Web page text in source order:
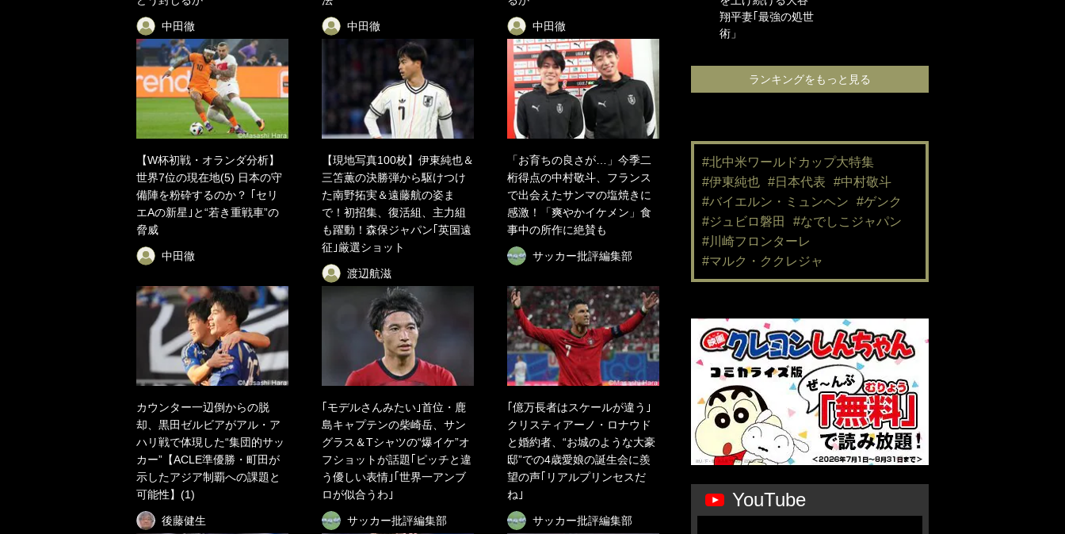
中田徹 中田徹 中田徹
【W杯初戦・オランダ分析】
世界7位の現在地(5) 日本の守
備陣を粉砕するのか？ ｢セリ
エAの新星｣と“若き重戦車”の
脅威
中田徹
【現地写真100枚】伊東純也＆
三笘薫の決勝弾から駆けつけ
た南野拓実＆遠藤航の姿ま
で！初招集、復活組、主力組
も躍動！森保ジャパン｢英国遠
征｣厳選ショット
渡辺航滋
「お育ちの良さが…」今季二
桁得点の中村敬斗、フランス
で出会えたサンマの塩焼きに
感激！「爽やかイケメン」食
事中の所作に絶賛も
サッカー批評編集部
カウンター一辺倒からの脱
却、黒田ゼルビアがアル・ア
ハリ戦で体現した“集団的サッ
カー”【ACLE準優勝・町田が
示したアジア制覇への課題と
可能性】(1)
後藤健生
｢モデルさんみたい｣首位・鹿
島キャプテンの柴崎岳、サン
グラス＆Tシャツの“爆イケ”オ
フショットが話題｢ピッチと違
う優しい表情｣｢世界一アンブ
ロが似合うわ｣
サッカー批評編集部
｢億万長者はスケールが違う｣
クリスティアーノ・ロナウド
と婚約者、“お城のような大豪
邸”での4歳愛娘の誕生会に羨
望の声｢リアルプリンセスだ
ね｣
サッカー批評編集部
翔平妻｢最強の処世
術」
ランキングをもっと見る
#北中米ワールドカップ大特集
#伊東純也 #日本代表
#中村敬斗
#バイエルン・ミュンヘン
#ゲンク
#ジュビロ磐田
#なでしこジャパン
#川崎フロンターレ
#マルク・ククレジャ
YouTube